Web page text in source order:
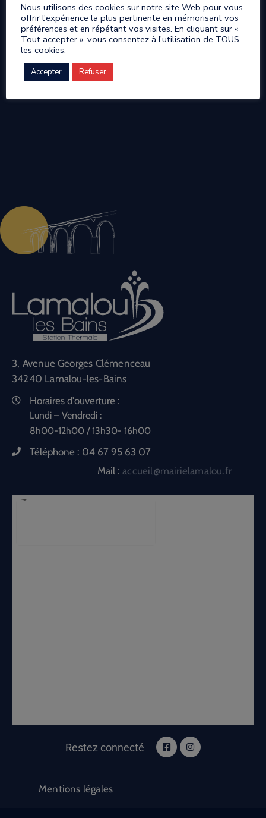
3, Avenue Georges Clémenceau
34240 Lamalou-les-Bains
Horaires d'ouverture :
Lundi – Vendredi :
8h00-12h00 / 13h30- 16h00
Téléphone : 04 67 95 63 07
Mail :accueil@mairielamalou.fr
Restez connecté
Mentions légales
Nous utilisons des cookies sur notre site Web pour vous
offrir l'expérience la plus pertinente en mémorisant vos
préférences et en répétant vos visites. En cliquant sur «
Tout accepter », vous consentez à l'utilisation de TOUS
les cookies.
Accepter Refuser